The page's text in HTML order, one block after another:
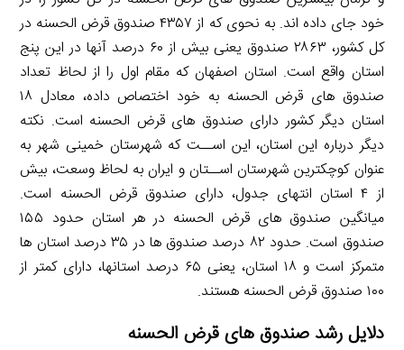
خود جای داده اند. به نحوی که از ۴۳۵۷ صندوق قرض الحسنه در
کل کشور، ۲۸۶۳ صندوق یعنی بیش از ۶۰ درصد آنها در این پنج
استان واقع است. استان اصفهان که مقام اول را از لحاظ تعداد
صندوق های قرض الحسنه به خود اختصاص داده، معادل ۱۸
استان دیگر کشور دارای صندوق های قرض الحسنه است. نکته
دیگر درباره این استان، این اســت که شهرستان خمینی شهر به
عنوان کوچکترین شهرستان اســتان و ایران به لحاظ وسعت، بیش
از ۴ استان انتهای جدول، دارای صندوق قرض الحسنه است.
میانگین صندوق های قرض الحسنه در هر استان حدود ۱۵۵
صندوق است. حدود ۸۲ درصد صندوق ها در ۳۵ درصد استان ها
متمرکز است و ۱۸ استان، یعنی ۶۵ درصد استانها، دارای کمتر از
۱۰۰ صندوق قرض الحسنه هستند.
دلایل رشد صندوق های قرض الحسنه